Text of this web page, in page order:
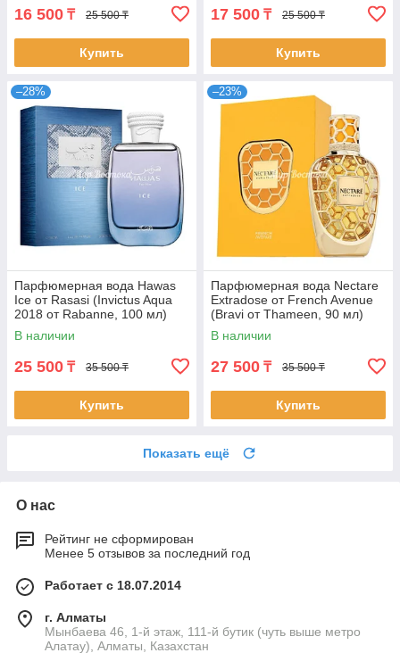
16 500 ₸ 25 500 ₸
Купить
17 500 ₸ 25 500 ₸
Купить
–28%
Парфюмерная вода Hawas
Ice от Rasasi (Invictus Aqua
2018 от Rabanne, 100 мл)
В наличии
25 500 ₸ 35 500 ₸
Купить
–23%
Парфюмерная вода Nectare
Extradose от French Avenue
(Bravi от Thameen, 90 мл)
В наличии
27 500 ₸ 35 500 ₸
Купить
Показать ещё
О нас
Рейтинг не сформирован
Менее 5 отзывов за последний год
Работает с 18.07.2014
г. Алматы
Мынбаева 46, 1-й этаж, 111-й бутик (чуть выше метро
Алатау), Алматы, Казахстан